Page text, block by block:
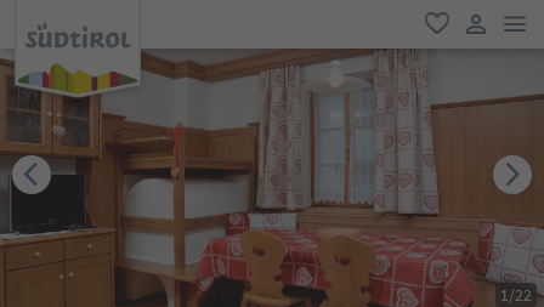
favorit
user link
1/22